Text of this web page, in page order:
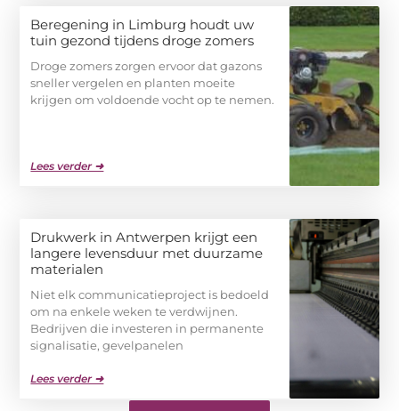
Beregening in Limburg houdt uw
tuin gezond tijdens droge zomers
Droge zomers zorgen ervoor dat gazons
sneller vergelen en planten moeite
krijgen om voldoende vocht op te nemen.
Lees verder ➜
Drukwerk in Antwerpen krijgt een
langere levensduur met duurzame
materialen
Niet elk communicatieproject is bedoeld
om na enkele weken te verdwijnen.
Bedrijven die investeren in permanente
signalisatie, gevelpanelen
Lees verder ➜